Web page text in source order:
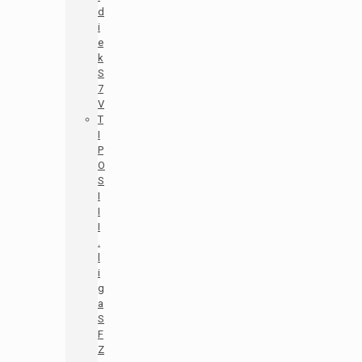
d
i
e
k
S
7
V
T
I
P
O
S
I
I
I
l
i
g
a
S
F
Z